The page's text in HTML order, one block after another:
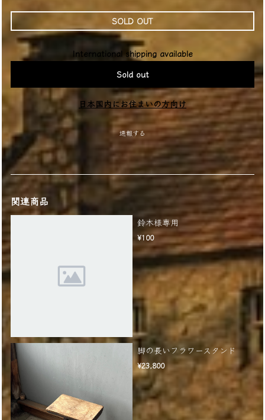
SOLD OUT
International shipping available
Sold out
日本国内にお住まいの方向け
通報する
関連商品
鈴木様専用
¥100
脚の長いフラワースタンド
¥23,800